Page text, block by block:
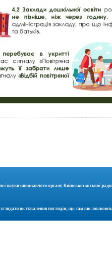
і науки виконавчого органу Київської міської
як схвалення поглядів, що там